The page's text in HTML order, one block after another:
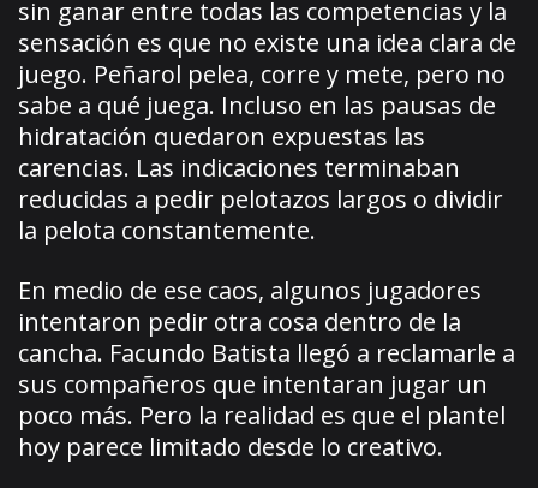
sin ganar entre todas las competencias y la
sensación es que no existe una idea clara de
juego. Peñarol pelea, corre y mete, pero no
sabe a qué juega. Incluso en las pausas de
hidratación quedaron expuestas las
carencias. Las indicaciones terminaban
reducidas a pedir pelotazos largos o dividir
la pelota constantemente.
En medio de ese caos, algunos jugadores
intentaron pedir otra cosa dentro de la
cancha. Facundo Batista llegó a reclamarle a
sus compañeros que intentaran jugar un
poco más. Pero la realidad es que el plantel
hoy parece limitado desde lo creativo.